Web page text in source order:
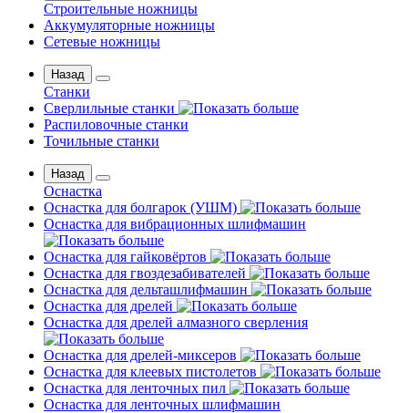
Строительные ножницы
Аккумуляторные ножницы
Сетевые ножницы
Назад
Станки
Сверлильные станки
Распиловочные станки
Точильные станки
Назад
Оснастка
Оснастка для болгарок (УШМ)
Оснастка для вибрационных шлифмашин
Оснастка для гайковёртов
Оснастка для гвоздезабивателей
Оснастка для дельташлифмашин
Оснастка для дрелей
Оснастка для дрелей алмазного сверления
Оснастка для дрелей-миксеров
Оснастка для клеевых пистолетов
Оснастка для ленточных пил
Оснастка для ленточных шлифмашин